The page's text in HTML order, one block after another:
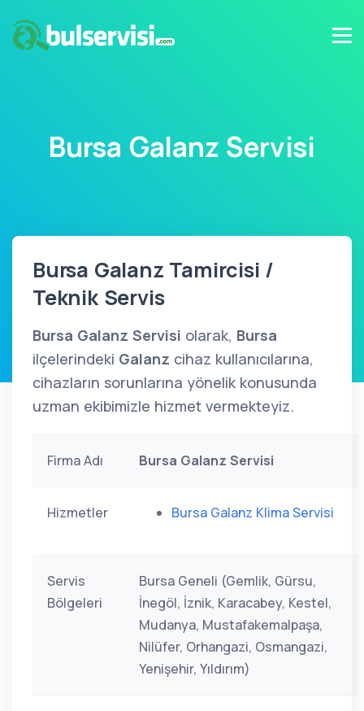
Bursa Galanz Servisi
Bursa Galanz Tamircisi /
Teknik Servis
Bursa Galanz Servisi olarak, Bursa
ilçelerindeki Galanz cihaz kullanıcılarına,
cihazların sorunlarına yönelik konusunda
uzman ekibimizle hizmet vermekteyiz.
Firma Adı Bursa Galanz Servisi
Hizmetler Bursa Galanz Klima Servisi
Servis
Bölgeleri
Bursa Geneli (Gemlik, Gürsu,
İnegöl, İznik, Karacabey, Kestel,
Mudanya, Mustafakemalpaşa,
Nilüfer, Orhangazi, Osmangazi,
Yenişehir, Yıldırım)